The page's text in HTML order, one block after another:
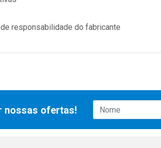
responsabilidade do fabricante
nossas ofertas!